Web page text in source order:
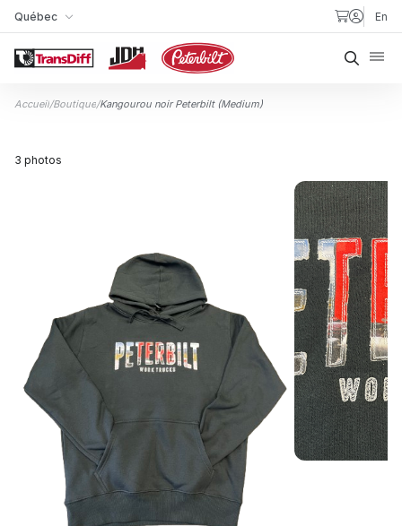
Aller au contenu
Ma succursale
Québec En
Accueil/Boutique/Kangourou noir Peterbilt (Medium)
3 photos